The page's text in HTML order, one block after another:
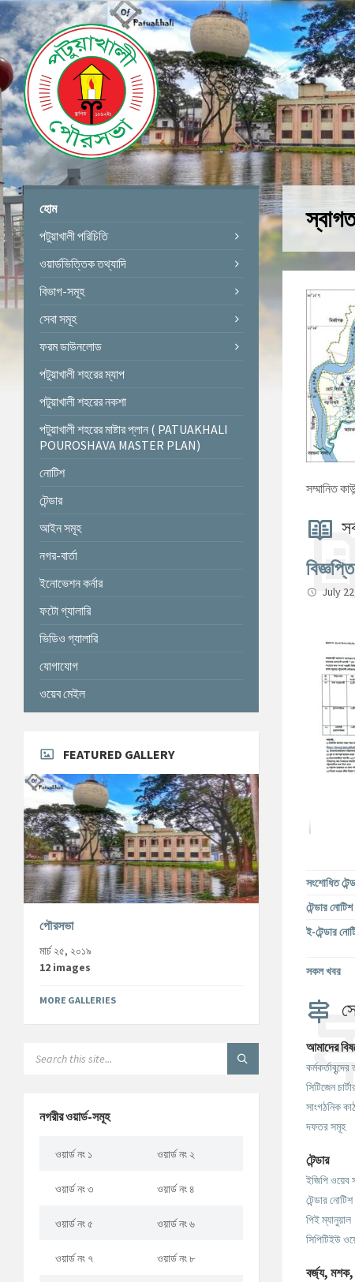
সম্মানিত
বিজ্ঞপ্তি
July
সংশোধিত
টেন্ডার নোটিশ
ই-টেন্ডার
সকল খবর
আমাদের
কর্মকর্তাবৃন্দের
সিটিজেন
সাংগঠনিক
দফতর সমূহ
টেন্ডার
ইজিপি ওয়েব
টেন্ডার নোটিশ
পিই ম্যানুয়াল
সিপিটিইউ
বর্জ্য, মশক,
হোম
পটুয়াখালী পরিচিতি
ওয়ার্ডভিত্তিক তথ্যাদি
বিভাগ-সমূহ
সেবা সমূহ
ফরম ডাউনলোড
পটুয়াখালী শহরের ম্যাপ
পটুয়াখালী শহরের নকশা
পটুয়াখালী শহরের মাষ্টার প্লান ( PATUAKHALI
POUROSHAVA MASTER PLAN)
নোটিশ
টেন্ডার
আইন সমূহ
নগর-বার্তা
ইনোভেশন কর্নার
ফটো গ্যালারি
ভিডিও গ্যালারি
যোগাযোগ
ওয়েব মেইল
FEATURED GALLERY
পৌরসভা
মার্চ ২৫, ২০১৯
12 images
MORE GALLERIES
নগরীর ওয়ার্ড-সমূহ
ওয়ার্ড নং ১ ওয়ার্ড নং ২
ওয়ার্ড নং ৩ ওয়ার্ড নং ৪
ওয়ার্ড নং ৫ ওয়ার্ড নং ৬
ওয়ার্ড নং ৭ ওয়ার্ড নং ৮